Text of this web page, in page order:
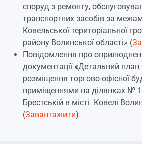
споруд з ремонту,
транспортних засобів за
Ковельської територіальної
району Волинської області» (
Повідомлення про
документації«Детальний план
розміщення торгово-офісної
приміщеннями на ділянках №
Брестській в місті Ковелі
(Завантажити)